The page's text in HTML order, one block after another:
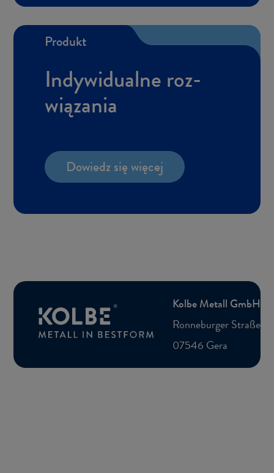
Pro­dukt
In­dy­wi­du­al­ne roz­
wią­za­nia
Do­wiedz się wię­cej
Kolbe Me­tall GmbH
Ron­ne­bur­ger Straße
07546 Gera